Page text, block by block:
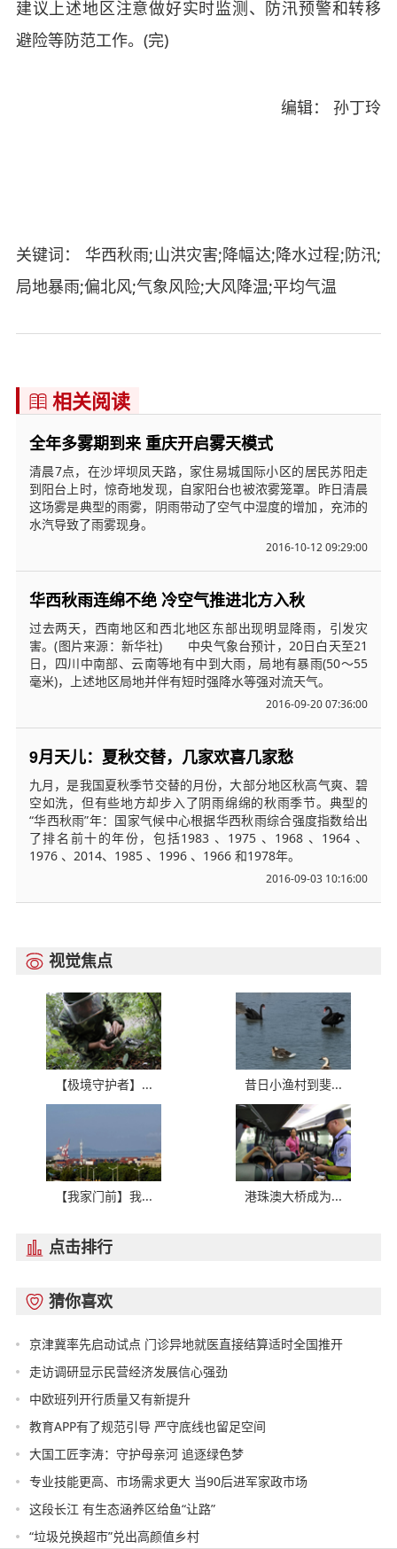
建议上述地区注意做好实时监测、防汛预警和转移
避险等防范工作。(完)
编辑： 孙丁玲
关键词： 华西秋雨;山洪灾害;降幅达;降水过程;防汛;
局地暴雨;偏北风;气象风险;大风降温;平均气温
 相关阅读
全年多雾期到来 重庆开启雾天模式
清晨7点，在沙坪坝凤天路，家住易城国际小区的居民苏阳走
到阳台上时，惊奇地发现，自家阳台也被浓雾笼罩。昨日清晨
这场雾是典型的雨雾，阴雨带动了空气中湿度的增加，充沛的
水汽导致了雨雾现身。
2016-10-12 09:29:00
华西秋雨连绵不绝 冷空气推进北方入秋
过去两天，西南地区和西北地区东部出现明显降雨，引发灾
害。(图片来源：新华社) 中央气象台预计，20日白天至21
日，四川中南部、云南等地有中到大雨，局地有暴雨(50～55
毫米)，上述地区局地并伴有短时强降水等强对流天气。
2016-09-20 07:36:00
9月天儿：夏秋交替，几家欢喜几家愁
九月，是我国夏秋季节交替的月份，大部分地区秋高气爽、碧
空如洗，但有些地方却步入了阴雨绵绵的秋雨季节。典型的
“华西秋雨”年：国家气候中心根据华西秋雨综合强度指数给出
了排名前十的年份，包括1983 、1975 、1968 、1964 、
1976 、2014、1985 、1996 、1966 和1978年。
2016-09-03 10:16:00
 视觉焦点
【极境守护者】... 昔日小渔村到斐...
【我家门前】我... 港珠澳大桥成为...
 点击排行
 猜你喜欢
京津冀率先启动试点 门诊异地就医直接结算适时全国推开
走访调研显示民营经济发展信心强劲
中欧班列开行质量又有新提升
教育APP有了规范引导 严守底线也留足空间
大国工匠李涛：守护母亲河 追逐绿色梦
专业技能更高、市场需求更大 当90后进军家政市场
这段长江 有生态涵养区给鱼“让路”
“垃圾兑换超市”兑出高颜值乡村